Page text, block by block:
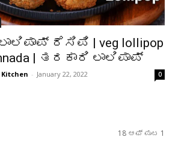
ರೆಸಿಪಿ | veg lollipop
| ತರಕಾರಿ ಲಾಲಿಪಾಪ್
Kitchen - January 22, 2022 0
18 ಆಫ್ ಪುಟ 1